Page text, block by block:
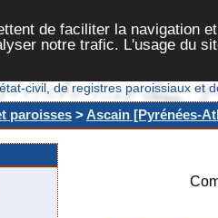
de faciliter la navigation
notre trafic. L'usage du
civil, de registres paroissiaux et
paroisses >Ascain [Pyrénées-